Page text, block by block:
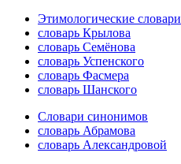
Этимологические словари
словарь Крылова
словарь Семёнова
словарь Успенского
словарь Фасмера
словарь Шанского
Словари синонимов
словарь Абрамова
словарь Александровой